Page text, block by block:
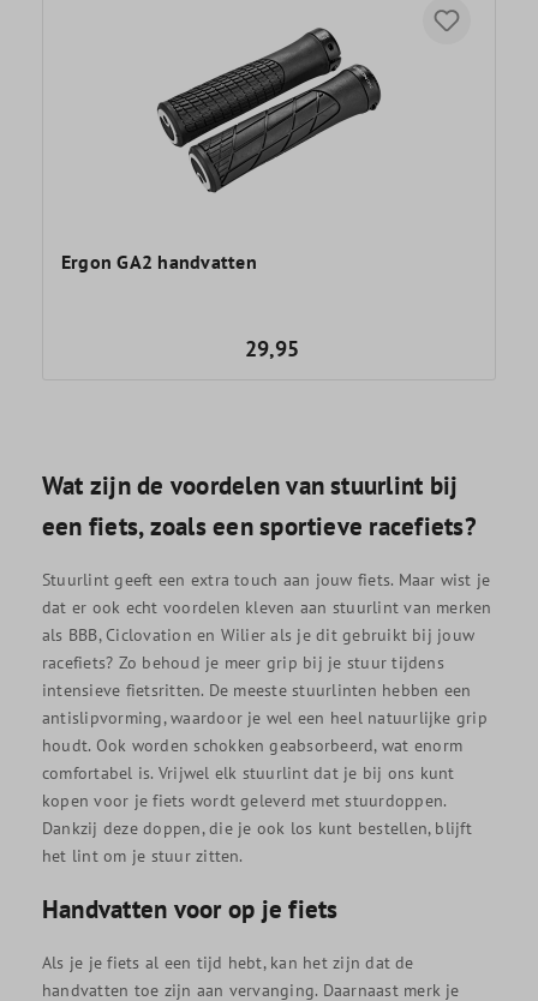
Ergon GA2 handvatten
29,95
Wat zijn de voordelen van stuurlint bij
een fiets, zoals een sportieve racefiets?
Stuurlint geeft een extra touch aan jouw fiets. Maar wist je
dat er ook echt voordelen kleven aan stuurlint van merken
als BBB, Ciclovation en Wilier als je dit gebruikt bij jouw
racefiets? Zo behoud je meer grip bij je stuur tijdens
intensieve fietsritten. De meeste stuurlinten hebben een
antislipvorming, waardoor je wel een heel natuurlijke grip
houdt. Ook worden schokken geabsorbeerd, wat enorm
comfortabel is. Vrijwel elk stuurlint dat je bij ons kunt
kopen voor je fiets wordt geleverd met stuurdoppen.
Dankzij deze doppen, die je ook los kunt bestellen, blijft
het lint om je stuur zitten.
Handvatten voor op je fiets
Als je je fiets al een tijd hebt, kan het zijn dat de
handvatten toe zijn aan vervanging. Daarnaast merk je